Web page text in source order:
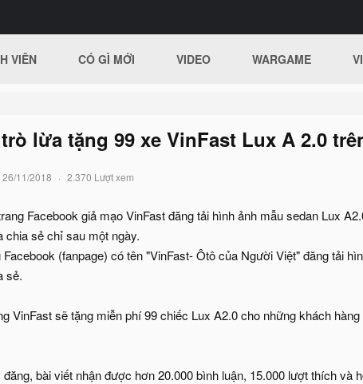
VIÊN CÓ GÌ MỚI VIDEO WARGAME
lừa tặng 99 xe VinFast Lux A 2.0
26/11/2018 2.370 Lượt xem
Facebook giả mạo VinFast đăng tải hình ảnh mẫu sedan Lux
chia sẻ chỉ sau một ngày.
Facebook (fanpage) có tên "VinFast- Ôtô của Người Việt" đăng tải
sẻ.
VinFast sẽ tặng miễn phí 99 chiếc Lux A2.0 cho những khách
bài viết nhận được hơn 20.000 bình luận, 15.000 lượt thích và